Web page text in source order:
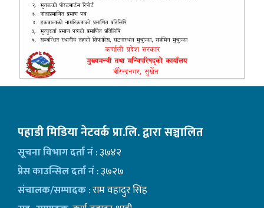
पहाडी मिडिया नेटवर्क प्रा.लि. द्वारा सञ्चालित
सूचना विभाग दर्ता नं: ३७४२
प्रेस काउन्सिल दर्ता नं: ३७२७
संचालक/सम्पादक: राम वहादुर सिंह